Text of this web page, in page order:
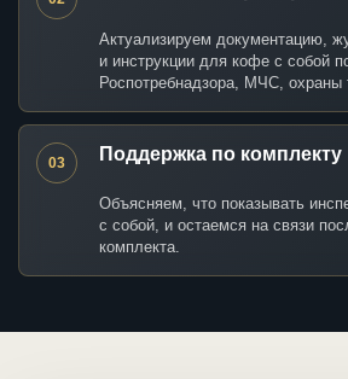
Актуализируем документацию,
и инструкции для кофе с собой
Роспотребнадзора, МЧС, охраны
03 Поддержка по комплекту
Объясняем, что показывать
с собой, и остаемся на связи
комплекта.